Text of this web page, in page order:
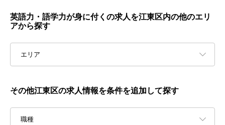
英語力・語学力が身に付くの求人を江東区内の他のエリ
アから探す
エリア
その他江東区の求人情報を条件を追加して探す
職種